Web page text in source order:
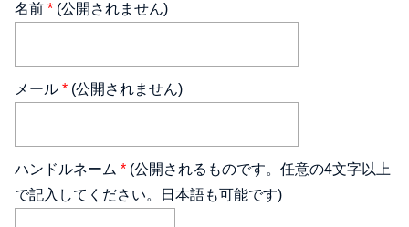
名前 * (公開されません)
メール * (公開されません)
ハンドルネーム * (公開されるものです。任意の4文字以上
で記入してください。日本語も可能です)